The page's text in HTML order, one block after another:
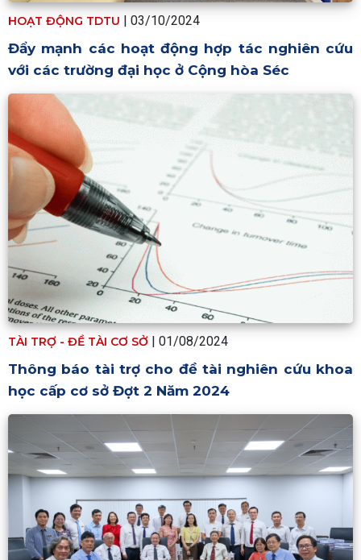
HOẠT ĐỘNG TDTU | 03/10/2024
Đẩy mạnh các hoạt động hợp tác nghiên cứu
với các trường đại học ở Cộng hòa Séc
TÀI TRỢ - ĐỀ TÀI CƠ SỞ | 01/08/2024
Thông báo tài trợ cho đề tài nghiên cứu khoa
học cấp cơ sở Đợt 2 Năm 2024